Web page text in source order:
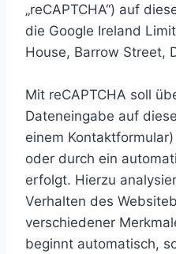
„reCAPTCHA“) auf
die Google Ireland
House, Barrow Street,
Mit reCAPTCHA soll
Dateneingabe auf
einem
oder durch ein
erfolgt. Hierzu
Verhalten des
verschiedener
beginnt automatisch,